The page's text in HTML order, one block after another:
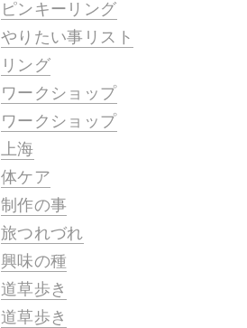
ピンキーリング
やりたい事リスト
リング
ワークショップ
ワークショップ
上海
体ケア
制作の事
旅つれづれ
興味の種
道草歩き
道草歩き